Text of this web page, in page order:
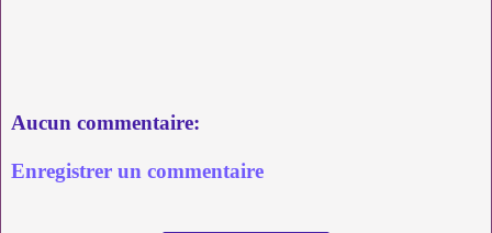
Aucun commentaire:
Enregistrer un commentaire